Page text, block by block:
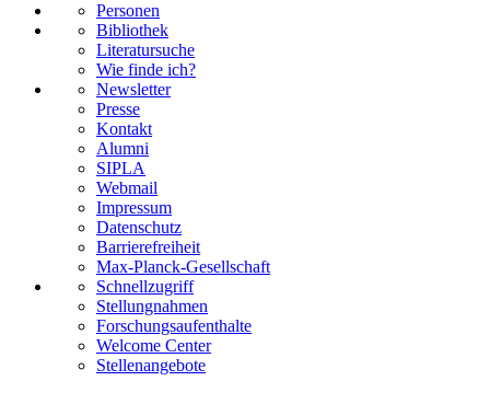
Personen
Bibliothek
Literatursuche
Wie finde ich?
Newsletter
Presse
Kontakt
Alumni
SIPLA
Webmail
Impressum
Datenschutz
Barrierefreiheit
Max-Planck-Gesellschaft
Schnellzugriff
Stellungnahmen
Forschungsaufenthalte
Welcome Center
Stellenangebote